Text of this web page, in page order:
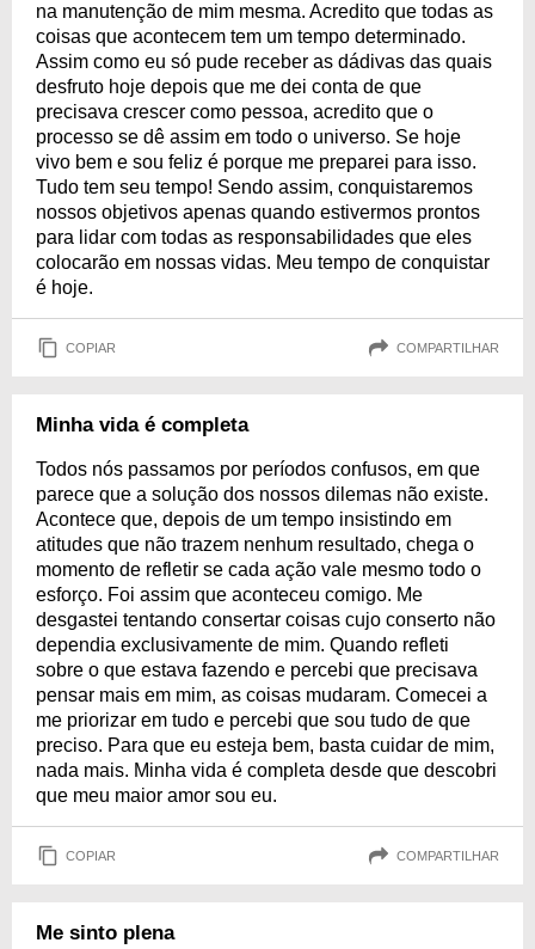
na manutenção de mim mesma. Acredito que todas as
coisas que acontecem tem um tempo determinado.
Assim como eu só pude receber as dádivas das quais
desfruto hoje depois que me dei conta de que
precisava crescer como pessoa, acredito que o
processo se dê assim em todo o universo. Se hoje
vivo bem e sou feliz é porque me preparei para isso.
Tudo tem seu tempo! Sendo assim, conquistaremos
nossos objetivos apenas quando estivermos prontos
para lidar com todas as responsabilidades que eles
colocarão em nossas vidas. Meu tempo de conquistar
é hoje.
COPIAR COMPARTILHAR
Minha vida é completa
Todos nós passamos por períodos confusos, em que
parece que a solução dos nossos dilemas não existe.
Acontece que, depois de um tempo insistindo em
atitudes que não trazem nenhum resultado, chega o
momento de refletir se cada ação vale mesmo todo o
esforço. Foi assim que aconteceu comigo. Me
desgastei tentando consertar coisas cujo conserto não
dependia exclusivamente de mim. Quando refleti
sobre o que estava fazendo e percebi que precisava
pensar mais em mim, as coisas mudaram. Comecei a
me priorizar em tudo e percebi que sou tudo de que
preciso. Para que eu esteja bem, basta cuidar de mim,
nada mais. Minha vida é completa desde que descobri
que meu maior amor sou eu.
COPIAR COMPARTILHAR
Me sinto plena